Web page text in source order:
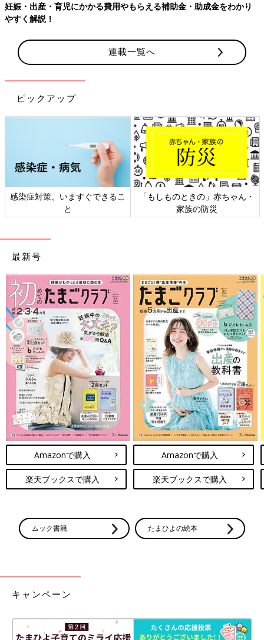
妊娠日数・生後日数に合わせて専門家のアドバイスを毎日お届
きる「ルーム」や、写真だけでは伝わらない”できごと”を簡単に
記録できる「成長きろく」も大人気！
ダウンロード（無料）
育児中におススメの本
最新! 初めての育児新百科 (ベネッセ・ムック たまひよブッ
新生児から
毎日のお世話を基本からていねいに解説。
新生児期からのお世話も写真でよくわかる！ 月齢別に、体・心
の成長とかかわりかたを掲載。
ワンオペおふろの手順など、ママ・パパの「困った！」を具体的
なテクで解決。
予防接種や乳幼児健診、事故・けがの予防と対策、病気の受診の
目安などもわかりやすく紹介しています。
切り取って使える、「赤ちゃんの月齢別 発育・発達見通し表」
つき。
妊娠・出産・育児にかかる費用やもらえる補助金・助成金をわかり
やすく解説！
連載一覧へ
ピックアップ
感染症対策、いますぐできるこ
と
「もしものときの」赤ちゃん・
家族の防災
最新号
Amazonで購入
楽天ブックスで購入
Amazonで購入
楽天ブックスで購入
ムック書籍 たまひよの絵本
キャンペーン